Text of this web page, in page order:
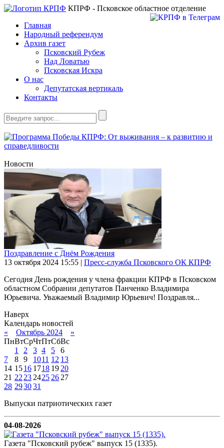
КПРФ - Псковское областное отделение
Главная
Народный референдум
Архив газет
Псковский Рубеж
Над Ловатью
Псковская Искра
О нас
Депутатская вертикаль
Контакты
Новости
Поздравление с Днём Рождения
13 октября 2024 15:55 | Пресс-служба Псковского ОК КПРФ
Сегодня День рождения у члена фракции КПРФ в Псковском
областном Собрании депутатов Панченко Владимира
Юрьевича. Уважаемый Владимир Юрьевич! Поздравля...
Наверх
Календарь новостей
«
Октябрь 2024
»
ПнВтСрЧтПтСбВс
1
2 3 4 5
6
7
8 9 1011 12 13
14 1516 1718 19 20
21 22 23 2425 26 27
28 293031
Выпуски патриотических газет
04-08-2026
Газета "Псковский рубеж" выпуск 15 (1335).